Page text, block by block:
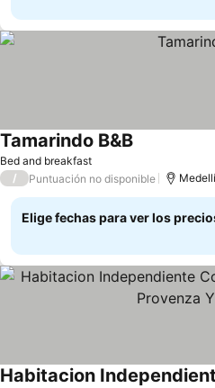
Bed and breakfast
Tamarindo B&B
/ Puntuación no disponible
Elige fechas para ver los